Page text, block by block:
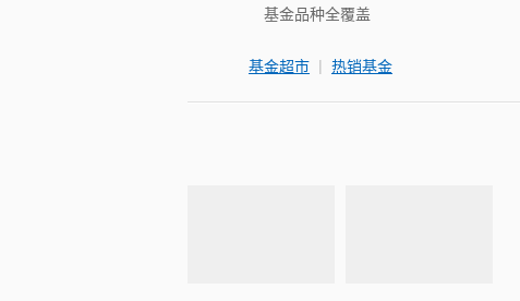
基金品种全覆盖
基金超市 | 热销基金